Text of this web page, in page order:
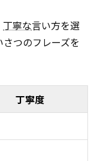
丁寧な言い方を選
つのフレーズを
丁寧度